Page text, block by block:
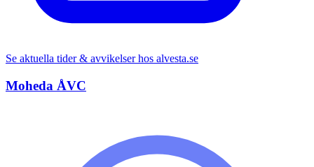
Se aktuella tider & avvikelser hos alvesta.se
Moheda ÅVC